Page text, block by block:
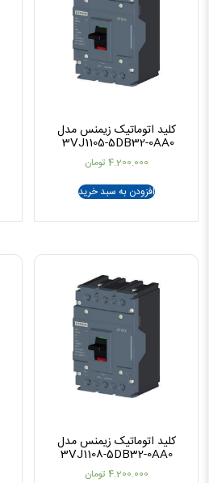
کلید اتوماتیک زیمنس مدل
3VJ1105-5DB32-0AA0
4.200.000 تومان
افزودن به سبد خرید
کلید اتوماتیک زیمنس مدل
3VJ1108-5DB32-0AA0
4.200.000 تومان